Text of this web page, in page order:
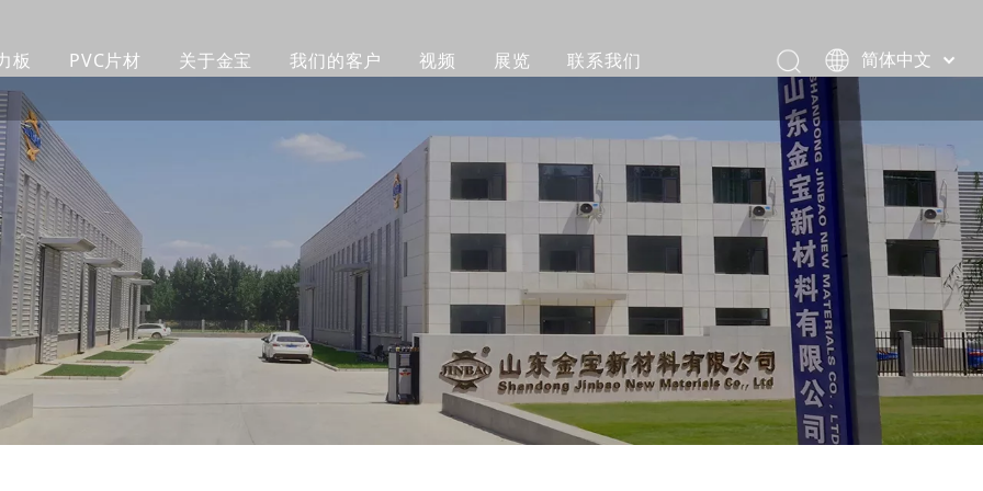
板
造亚克力板
明亚克力板
色亚克力板
出亚克力板
砂亚克力板
面亚克力板
案亚克力板
厚亚克力板
PVC片材
PVC挤塑发泡板
PVC自由发泡板
木塑墙板
紫外线墙板
关于金宝
认证证书
公司新闻
我们的客户 视频
包装和装载视频
企业活动
展览 联系我们 简体中文
Português
العربية
English